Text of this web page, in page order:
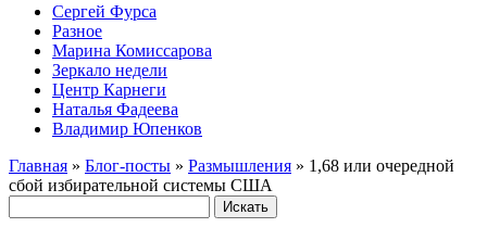
Сергей Фурса
Разное
Марина Комиссарова
Зеркало недели
Центр Карнеги
Наталья Фадеева
Владимир Юпенков
Главная » Блог-посты » Размышления » 1,68 или очередной
сбой избирательной системы США